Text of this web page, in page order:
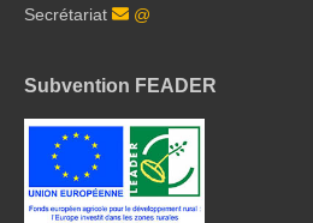
Secrétariat @
Subvention FEADER